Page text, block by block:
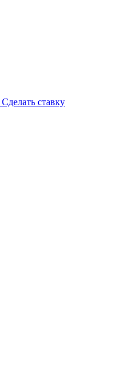
Сделать ставку